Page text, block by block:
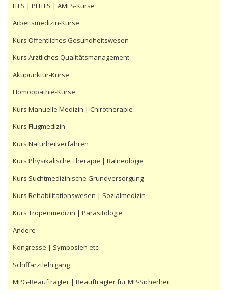
ITLS | PHTLS | AMLS-Kurse
Arbeitsmedizin-Kurse
Kurs Öffentliches Gesundheitswesen
Kurs Ärztliches Qualitätsmanagement
Akupunktur-Kurse
Homöopathie-Kurse
Kurs Manuelle Medizin | Chirotherapie
Kurs Flugmedizin
Kurs Naturheilverfahren
Kurs Physikalische Therapie | Balneologie
Kurs Suchtmedizinische Grundversorgung
Kurs Rehabilitationswesen | Sozialmedizin
Kurs Tropenmedizin | Parasitologie
Andere
Kongresse | Symposien etc
Schiffarztlehrgang
MPG-Beauftragter | Beauftragter für MP-Sicherheit